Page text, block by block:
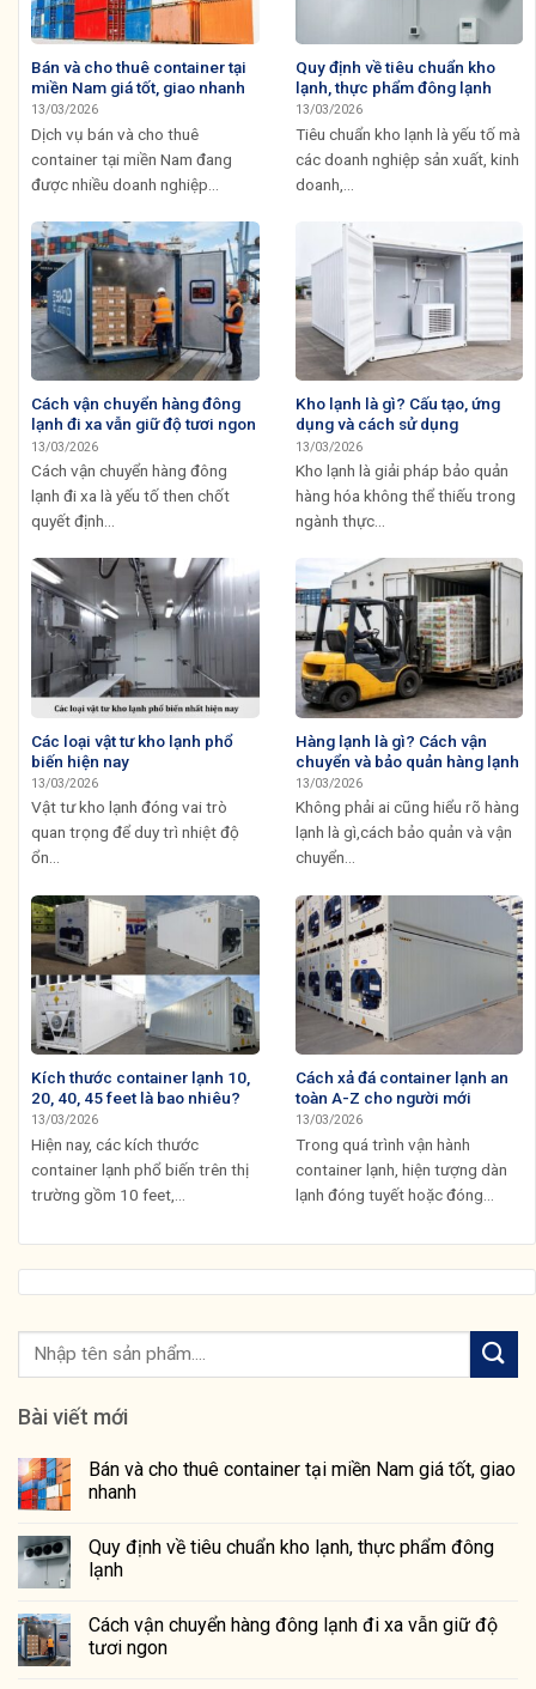
Bán và cho thuê container tại
miền Nam giá tốt, giao nhanh
13/03/2026
Dịch vụ bán và cho thuê
container tại miền Nam đang
được nhiều doanh nghiệp...
Quy định về tiêu chuẩn kho
lạnh, thực phẩm đông lạnh
13/03/2026
Tiêu chuẩn kho lạnh là yếu tố mà
các doanh nghiệp sản xuất, kinh
doanh,...
Cách vận chuyển hàng đông
lạnh đi xa vẫn giữ độ tươi ngon
13/03/2026
Cách vận chuyển hàng đông
lạnh đi xa là yếu tố then chốt
quyết định...
Kho lạnh là gì? Cấu tạo, ứng
dụng và cách sử dụng
13/03/2026
Kho lạnh là giải pháp bảo quản
hàng hóa không thể thiếu trong
ngành thực...
Các loại vật tư kho lạnh phổ
biến hiện nay
13/03/2026
Vật tư kho lạnh đóng vai trò
quan trọng để duy trì nhiệt độ
ổn...
Hàng lạnh là gì? Cách vận
chuyển và bảo quản hàng lạnh
13/03/2026
Không phải ai cũng hiểu rõ hàng
lạnh là gì,cách bảo quản và vận
chuyển...
Kích thước container lạnh 10,
20, 40, 45 feet là bao nhiêu?
13/03/2026
Hiện nay, các kích thước
container lạnh phổ biến trên thị
trường gồm 10 feet,...
Cách xả đá container lạnh an
toàn A-Z cho người mới
13/03/2026
Trong quá trình vận hành
container lạnh, hiện tượng dàn
lạnh đóng tuyết hoặc đóng...
Bài viết mới
Bán và cho thuê container tại miền Nam giá tốt, giao
nhanh
Quy định về tiêu chuẩn kho lạnh, thực phẩm đông
lạnh
Cách vận chuyển hàng đông lạnh đi xa vẫn giữ độ
tươi ngon